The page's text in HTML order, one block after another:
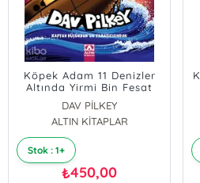
Köpek Adam 11 Denizler
Altında Yirmi Bin Fesat
DAV PİLKEY
ALTIN KİTAPLAR
Stok : 1+
₺450,00